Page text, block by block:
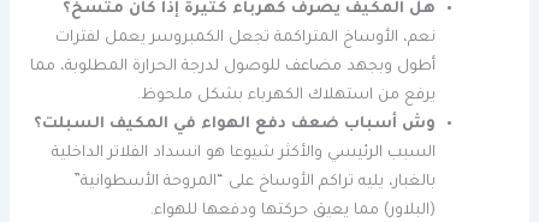
هل المكيف يصرف كهرباء كثيرة إذا كان متسخ؟
نعم، الأوساخ المتراكمة تجعل الكمبروسر يعمل لفترات
أطول وبجهد مضاعف للوصول لدرجة الحرارة المطلوبة، مما
يرفع من استهلاك الكهرباء بشكل ملحوظ.
وش أسباب ضعف دفع الهواء في المكيف السبلت؟
السبب الرئيسي والأكثر شيوعا هو انسداد الفلاتر الداخلية
بالغبار، يليه تراكم الأوساخ على “المروحة الأسطوانية”
(البلاور) مما يعيق حركتها ودفعها للهواء.